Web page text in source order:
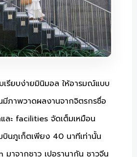
รียบง่ายมินิมอล ให้อารมณ์แบบ
มีภาพวาดผลงานจากจิตรกรชื่อ
ละ facilities จัดเต็มเหมือน
นภูเก็ตเพียง 40 นาทีเท่านั้น
าจากชาว เปอรานากัน ชาวจีน